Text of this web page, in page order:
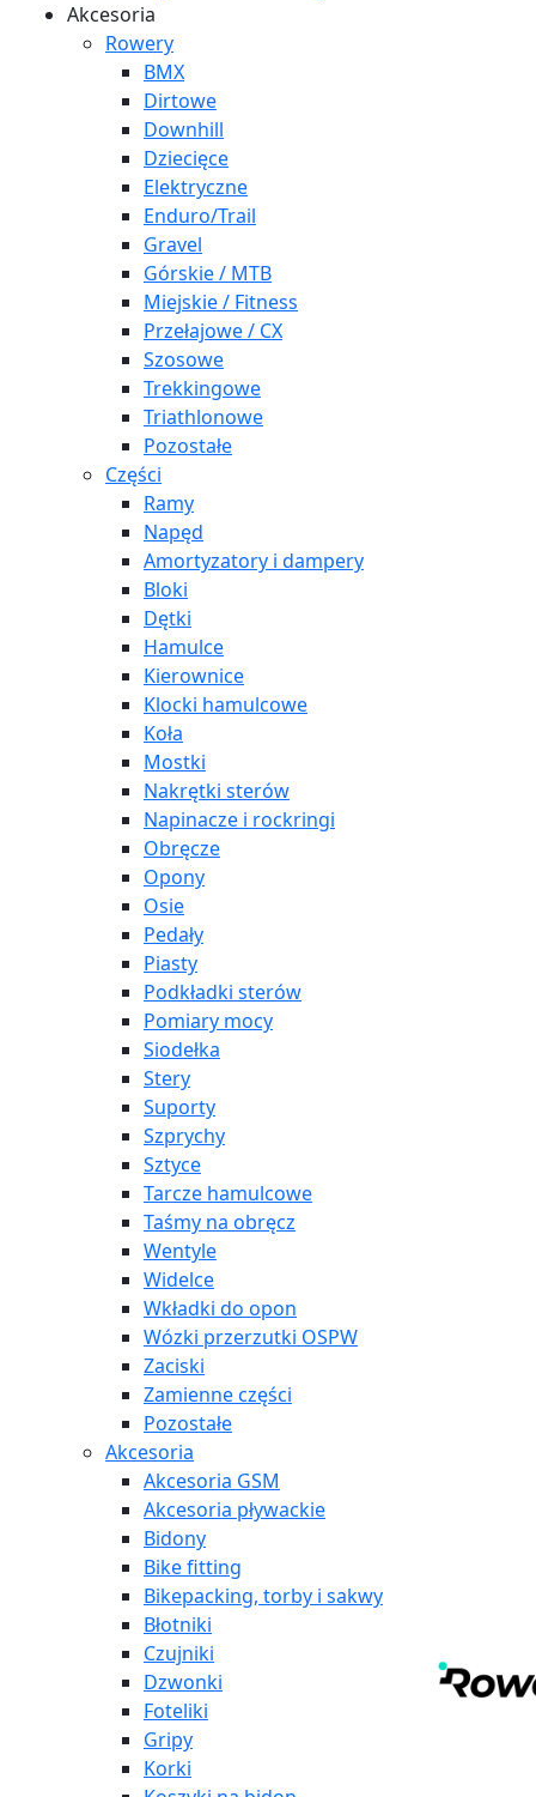
Akcesoria
Rowery
BMX
Dirtowe
Downhill
Dziecięce
Elektryczne
Enduro/Trail
Gravel
Górskie / MTB
Miejskie / Fitness
Przełajowe / CX
Szosowe
Trekkingowe
Triathlonowe
Pozostałe
Części
Ramy
Napęd
Amortyzatory i dampery
Bloki
Dętki
Hamulce
Kierownice
Klocki hamulcowe
Koła
Mostki
Nakrętki sterów
Napinacze i rockringi
Obręcze
Opony
Osie
Pedały
Piasty
Podkładki sterów
Pomiary mocy
Siodełka
Stery
Suporty
Szprychy
Sztyce
Tarcze hamulcowe
Taśmy na obręcz
Wentyle
Widelce
Wkładki do opon
Wózki przerzutki OSPW
Zaciski
Zamienne części
Pozostałe
Akcesoria
Akcesoria GSM
Akcesoria pływackie
Bidony
Bike fitting
Bikepacking, torby i sakwy
Błotniki
Czujniki
Dzwonki
Foteliki
Gripy
Korki